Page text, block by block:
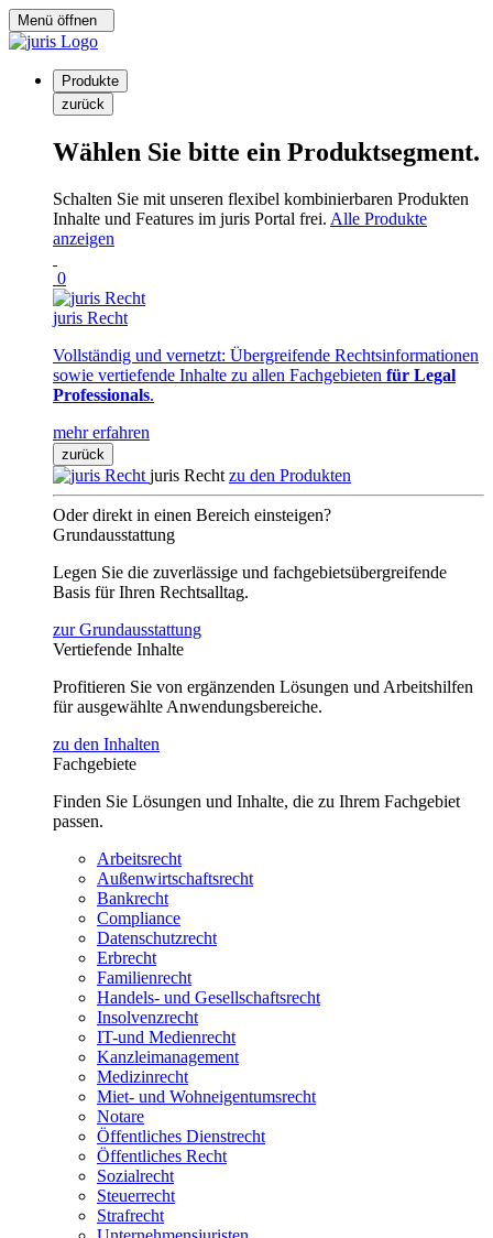
Menü öffnen
Produkte
zurück
Wählen Sie bitte ein Produktsegment.
Schalten Sie mit unseren flexibel kombinierbaren Produkten
Inhalte und Features im juris Portal frei. Alle Produkte
anzeigen
0
juris Recht
Vollständig und vernetzt: Übergreifende Rechtsinformationen
sowie vertiefende Inhalte zu allen Fachgebieten für Legal
Professionals.
mehr erfahren
zurück
juris Recht zu den Produkten
Oder direkt in einen Bereich einsteigen?
Grundausstattung
Legen Sie die zuverlässige und fachgebietsübergreifende
Basis für Ihren Rechtsalltag.
zur Grundausstattung
Vertiefende Inhalte
Profitieren Sie von ergänzenden Lösungen und Arbeitshilfen
für ausgewählte Anwendungsbereiche.
zu den Inhalten
Fachgebiete
Finden Sie Lösungen und Inhalte, die zu Ihrem Fachgebiet
passen.
Arbeitsrecht
Außenwirtschaftsrecht
Bankrecht
Compliance
Datenschutzrecht
Erbrecht
Familienrecht
Handels- und Gesellschaftsrecht
Insolvenzrecht
IT-und Medienrecht
Kanzleimanagement
Medizinrecht
Miet- und Wohneigentumsrecht
Notare
Öffentliches Dienstrecht
Öffentliches Recht
Sozialrecht
Steuerrecht
Strafrecht